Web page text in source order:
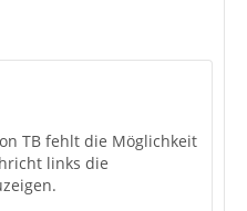
TB fehlt die Möglichkeit
links die